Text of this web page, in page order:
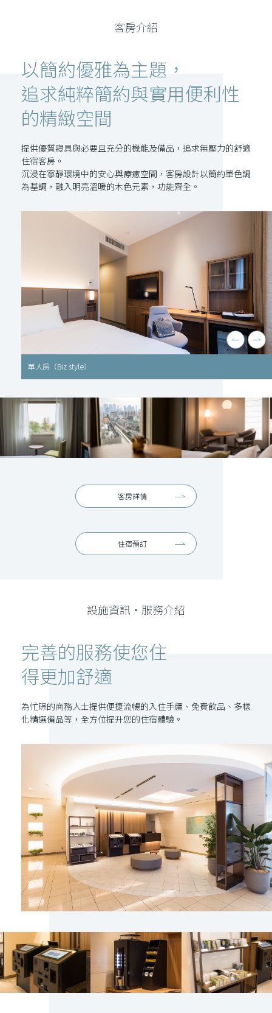
客房介紹
以簡約優雅為主題，
追求純粹簡約與實用便利性
的精緻空間
提供優質寢具與必要且充分的機能及備品，追求無壓力的舒適
住宿客房。
沉浸在寧靜環境中的安心與療癒空間，客房設計以簡約單色調
為基調，融入明亮溫暖的木色元素，功能齊全。
客房詳情
住宿預訂
設施資訊・服務介紹
完善的服務使您住
得更加舒適
為忙碌的商務人士提供便捷流暢的入住手續、免費飲品、多樣
化精選備品等，全方位提升您的住宿體驗。